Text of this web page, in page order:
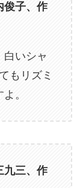
俊子、作
いシャ
もリズミ
。
九三、作